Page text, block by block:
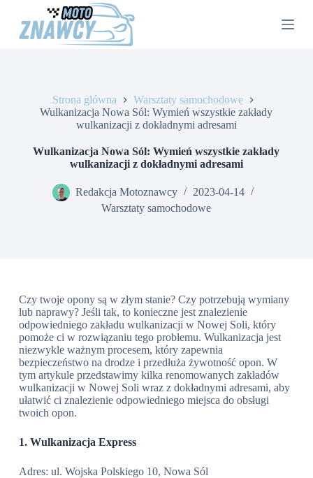
Strona główna
Warsztaty samochodowe
Wulkanizacja Nowa Sól: Wymień wszystkie zakłady
wulkanizacji z dokładnymi adresami
Wulkanizacja Nowa Sól: Wymień wszystkie zakłady
wulkanizacji z dokładnymi adresami
Redakcja Motoznawcy
2023-04-14
Warsztaty samochodowe
Czy twoje opony są w złym stanie? Czy potrzebują wymiany
lub naprawy? Jeśli tak, to konieczne jest znalezienie
odpowiedniego zakładu wulkanizacji w Nowej Soli, który
pomoże ci w rozwiązaniu tego problemu. Wulkanizacja jest
niezwykle ważnym procesem, który zapewnia
bezpieczeństwo na drodze i przedłuża żywotność opon. W
tym artykule przedstawimy kilka renomowanych zakładów
wulkanizacji w Nowej Soli wraz z dokładnymi adresami, aby
ułatwić ci znalezienie odpowiedniego miejsca do obsługi
twoich opon.
1. Wulkanizacja Express
Adres: ul. Wojska Polskiego 10, Nowa Sól